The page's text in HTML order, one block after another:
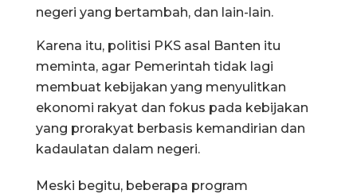
negeri yang bertambah, dan lain-lain.
Karena itu, politisi PKS asal Banten itu
meminta, agar Pemerintah tidak lagi
membuat kebijakan yang menyulitkan
ekonomi rakyat dan fokus pada kebijakan
yang prorakyat berbasis kemandirian dan
kadaulatan dalam negeri.
Meski begitu, beberapa program